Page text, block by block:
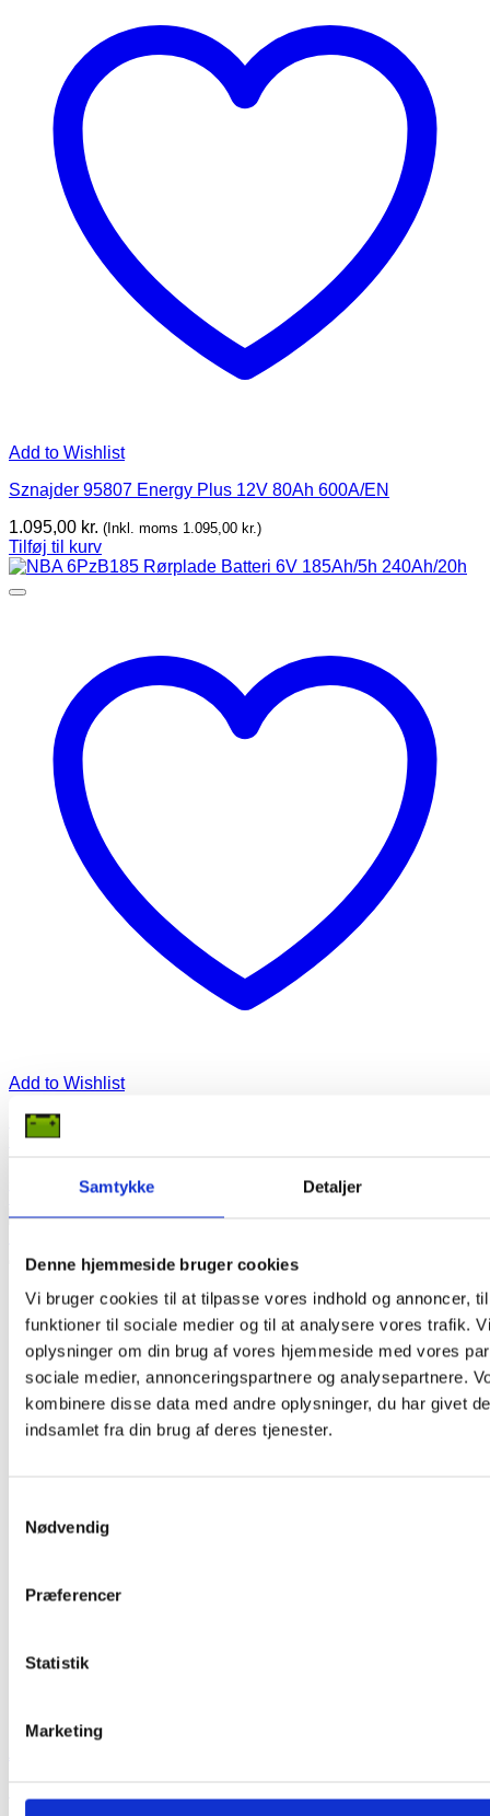
Samtykke Detaljer
Denne hjemmeside bruger cookies
Vi bruger cookies til at tilpasse vores indhold og annoncer,
funktioner til sociale medier og til at analysere vores trafik.
oplysninger om din brug af vores hjemmeside med vores
sociale medier, annonceringspartnere og analysepartnere.
kombinere disse data med andre oplysninger, du har givet
indsamlet fra din brug af deres tjenester.
Nødvendig
Præferencer
Statistik
Marketing
Add to Wishlist
Sznajder 95807 Energy Plus 12V 80Ah 600A/EN
1.095,00 kr. (Inkl. moms 1.095,00 kr.)
Tilføj til kurv
Add to Wishlist
NBA 6PzB185 Rørplade Batteri 6V 185Ah/5h 240Ah/20h (T-
105)
2.125,00kr. (Inkl. moms
Tilføj til kurv